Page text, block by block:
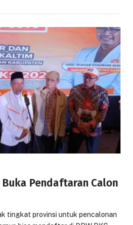
Buka Pendaftaran Calon
tingkat provinsi untuk pencalonan